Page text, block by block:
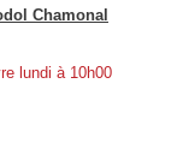
Chamonal
lundi à 10h00